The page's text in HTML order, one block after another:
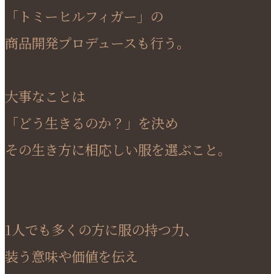
「トミーヒルフィガー」の
商品開発プロデュースも行う。
大事なことは
「どう生きるのか？」を決め
その生き方に相応しい服を選ぶこと。
1人でも多くの方に服の持つ力、
装う意味や価値を伝え